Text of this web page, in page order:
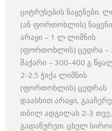
ციტრუსების ნაყენები.
(ან ფორთოხლის)
არაყი – 1 ლ ლიმნის
(ფორთოხლის) ცედრა –
შაქარი – 300-400 გ
2-2.5 ჭიქა ლიმნის
(ფორთოხლის) ცედრას
დაასხით არაყი,
თბილ ადგილას 2-3 თვე,
გადაწურეთ. ცხელ